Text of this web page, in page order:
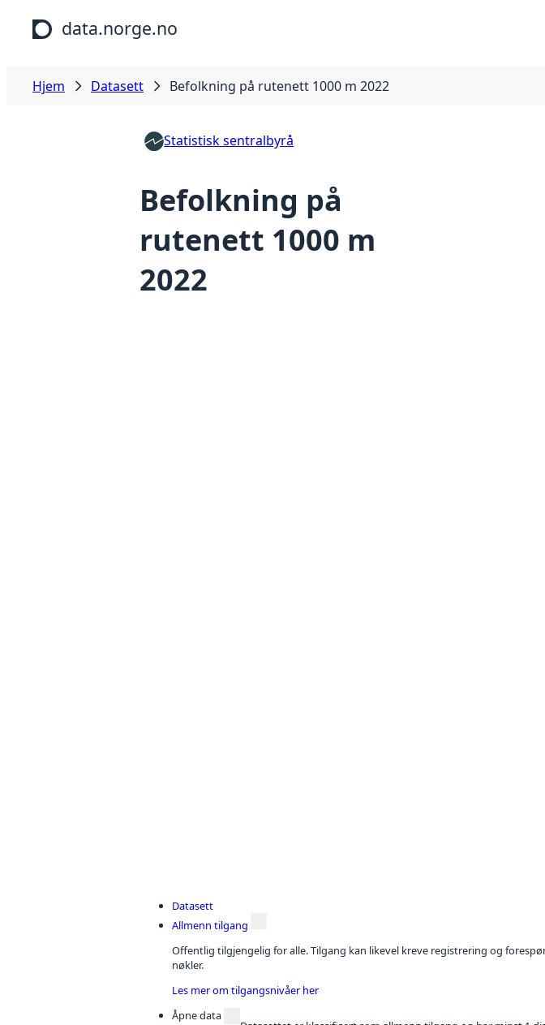
Hopp til hovedinnhold
data.norge.no
Hjem Datasett Befolkning på rutenett 1000 m 2022
Statistisk sentralbyrå
Befolkning på
rutenett 1000 m
2022
Datasett
Allmenn tilgang
Offentlig tilgjengelig for alle. Tilgang kan likevel kreve registrering og
nøkler.
Les mer om tilgangsnivåer her
Åpne data